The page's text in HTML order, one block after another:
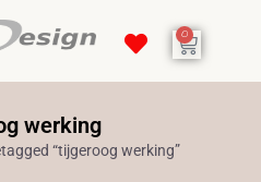
0
werking
“tijgeroog werking”